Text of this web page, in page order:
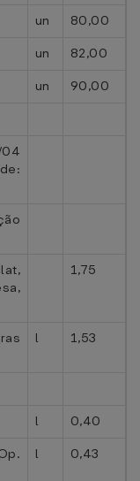
un
80,00
un
82,00
un
90,00
1,75
l 1,53
l
0,40
l 0,43